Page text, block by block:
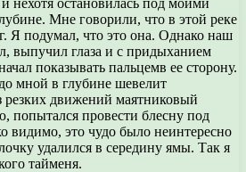
Мне говорили, что в этой реке
Я подумал, что это она. Однако наш
выпучил глаза и с придыханием
показывать пальцемв ее сторону.
мной в глубине шевелит
резких движений маятниковый
попытался провести блесну под
видимо, это чудо было неинтересно
удалился в середину ямы. Так я
тайменя.